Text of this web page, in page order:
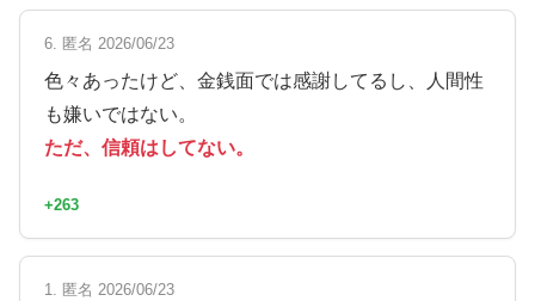
6. 匿名 2026/06/23
色々あったけど、金銭面では感謝してるし、人間性
も嫌いではない。
ただ、信頼はしてない。
+263
1. 匿名 2026/06/23